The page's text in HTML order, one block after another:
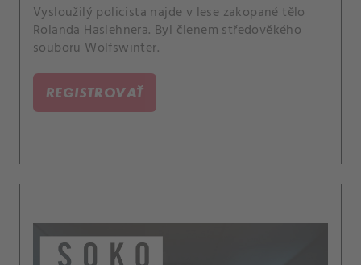
Vysloužilý policista najde v lese zakopané tělo
Rolanda Haslehnera. Byl členem středověkého
souboru Wolfswinter.
REGISTROVAŤ